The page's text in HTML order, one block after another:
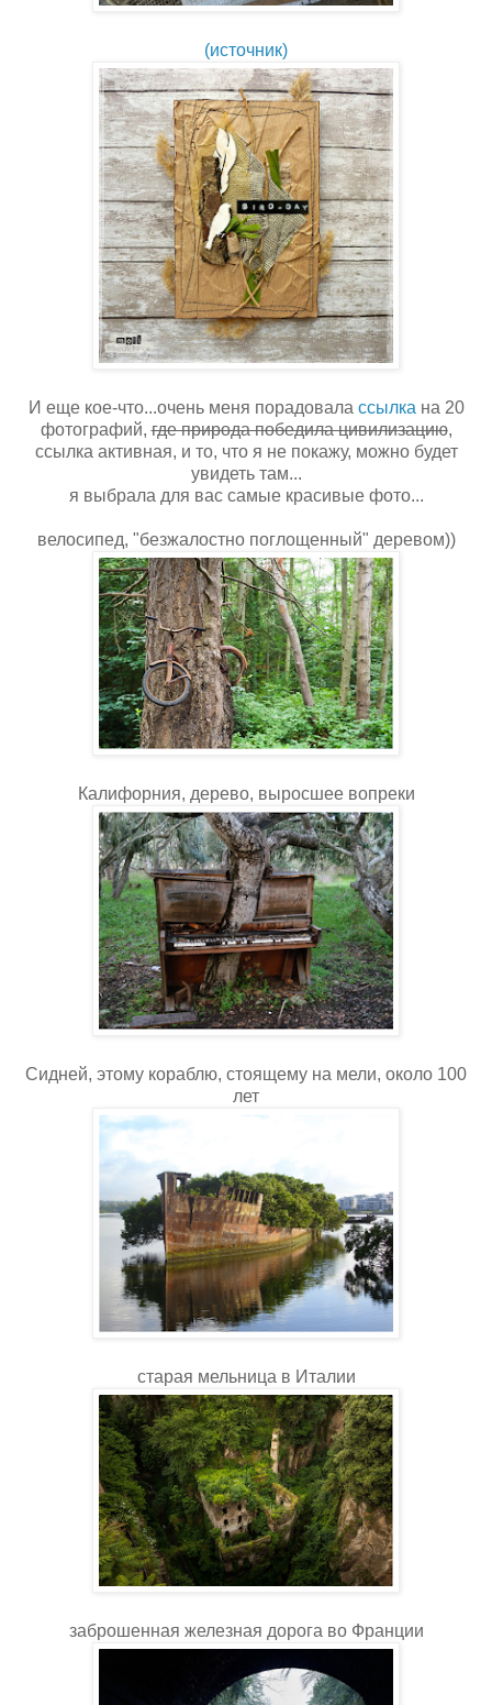
(источник)
И еще кое-что...очень меня порадовала ссылка на 20
фотографий,где природа победила цивилизацию,
ссылка активная, и то, что я не покажу, можно будет
увидеть там...
я выбрала для вас самые красивые фото...
велосипед, "безжалостно поглощенный" деревом))
Калифорния, дерево, выросшее вопреки
Сидней, этому кораблю, стоящему на мели, около 100
лет
старая мельница в Италии
заброшенная железная дорога во Франции